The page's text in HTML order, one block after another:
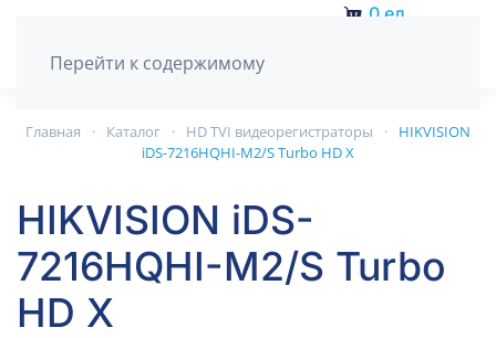
Перейти к содержимому
0 ед.
Главная Каталог HD TVI видеорегистраторы
HIKVISION
iDS-7216HQHI-M2/S Turbo HD X
HIKVISION iDS-
7216HQHI-M2/S Turbo
HD X